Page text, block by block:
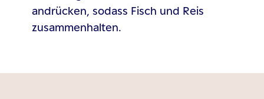
andrücken, sodass Fisch und Reis
zusammenhalten.